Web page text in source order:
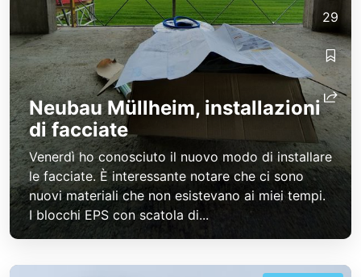
Neubau Müllheim, installazioni
di facciate
Venerdì ho conosciuto il nuovo modo di installare
le facciate. È interessante notare che ci sono
nuovi materiali che non esistevano ai miei tempi.
I blocchi EPS con scatola di...
29